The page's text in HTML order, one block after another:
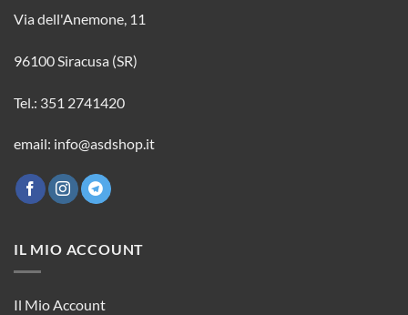
Via dell'Anemone, 11
96100 Siracusa (SR)
Tel.: 351 2741420
email: info@asdshop.it
IL MIO ACCOUNT
Il Mio Account